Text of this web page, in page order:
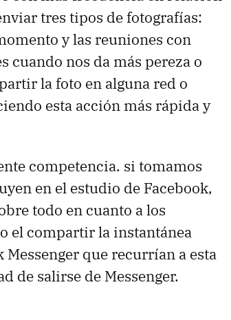
tres tipos de fotografías:
y las reuniones con
cuando nos da más pereza o
la foto en alguna red o
esta acción más rápida y
competencia. si tomamos
en el estudio de Facebook,
todo en cuanto a los
el compartir la instantánea
que recurrían a esta
de salirse de Messenger.